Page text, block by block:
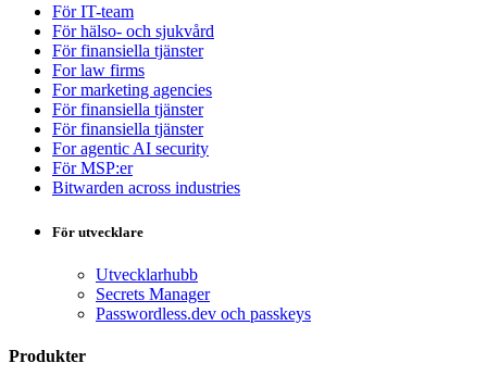
För IT-team
För hälso- och sjukvård
För finansiella tjänster
For law firms
For marketing agencies
För finansiella tjänster
För finansiella tjänster
For agentic AI security
För MSP:er
Bitwarden across industries
För utvecklare
Utvecklarhubb
Secrets Manager
Passwordless.dev och passkeys
Produkter